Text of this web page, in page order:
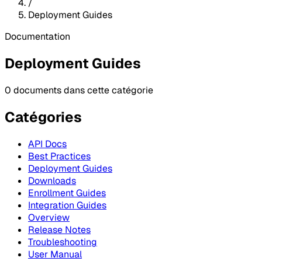
/
Deployment Guides
Documentation
Deployment Guides
0 documents dans cette catégorie
Catégories
API Docs
Best Practices
Deployment Guides
Downloads
Enrollment Guides
Integration Guides
Overview
Release Notes
Troubleshooting
User Manual